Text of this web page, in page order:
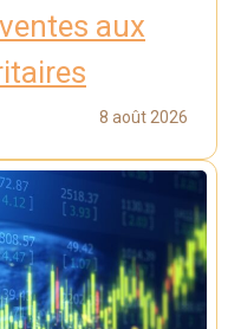
aux
8 août 2026